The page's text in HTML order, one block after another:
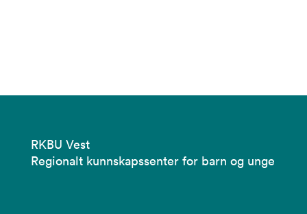
RKBU Vest
Regionalt kunnskapssenter for barn og unge